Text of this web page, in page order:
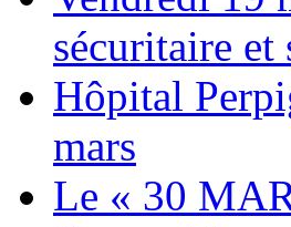
sécuritaire et
Hôpital
mars
Le « 30